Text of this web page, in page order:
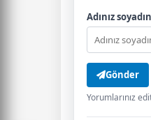
Adınız
Gönder
Yorumlarınız